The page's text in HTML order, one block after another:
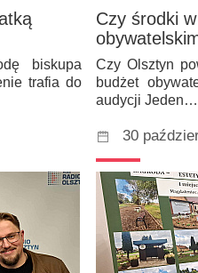
biskupa
trafia do
Czy środki
Czy Olsztyn
budżet
audycji Jeden…
30